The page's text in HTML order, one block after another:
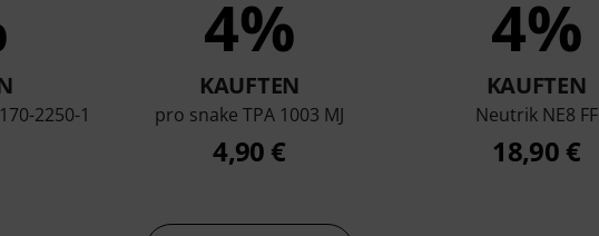
2250-1
4%
KAUFTEN
pro snake TPA 1003 MJ
4,90 €
4%
KAUFTEN
Neutrik NE8 FF
18,90 €